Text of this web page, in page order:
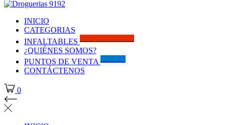
INICIO
CATEGORIAS
INFALTABLES
¿QUIÉNES SOMOS?
PUNTOS DE VENTA
CONTÁCTENOS
0